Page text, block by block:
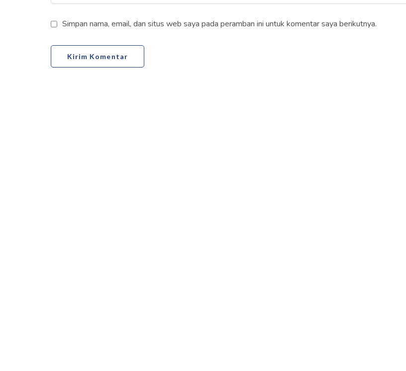
Simpan nama, email, dan situs web saya pada peramban ini untuk komentar saya berikutnya.